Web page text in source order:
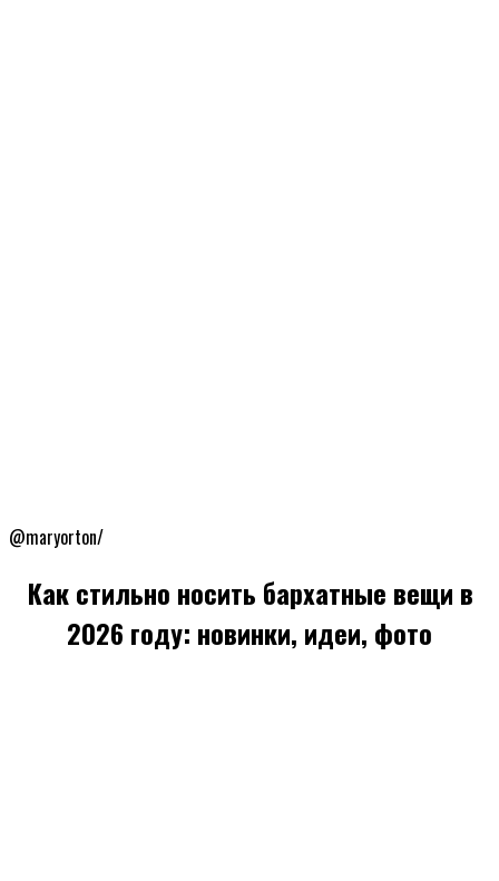
@maryorton/
Как стильно носить бархатные вещи в
2026 году: новинки, идеи, фото